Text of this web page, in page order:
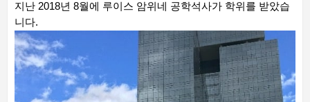
지난 2018년 8월에 루이스 암위네 공학석사가 학위를 받았습
니다.